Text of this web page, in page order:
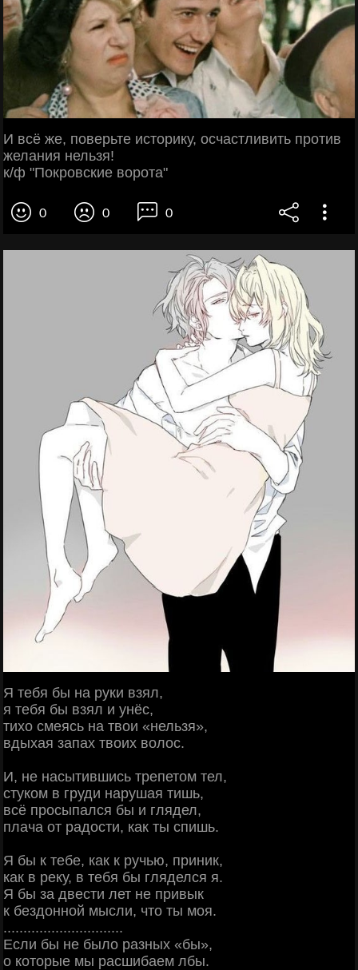
И всё же, поверьте историку, осчастливить против
желания нельзя!
к/ф "Покровские ворота"
0 0 0
Я тебя бы на руки взял,
я тебя бы взял и унёс,
тихо смеясь на твои «нельзя»,
вдыхая запах твоих волос.
И, не насытившись трепетом тел,
стуком в груди нарушая тишь,
всё просыпался бы и глядел,
плача от радости, как ты спишь.
Я бы к тебе, как к ручью, приник,
как в реку, в тебя бы гляделся я.
Я бы за двести лет не привык
к бездонной мысли, что ты моя.
..............................
Если бы не было разных «бы»,
о которые мы расшибаем лбы.